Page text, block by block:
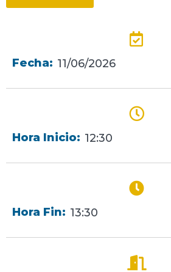
Fecha: 11/06/2026
Hora Inicio: 12:30
Hora Fin: 13:30